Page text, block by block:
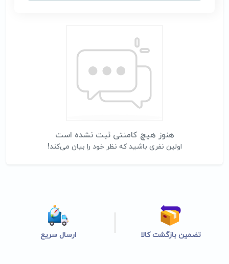
هنوز هیچ کامنتی ثبت نشده است
اولین نفری باشید که نظر خود را بیان می‌کند!
تضمین بازگشت کالا ارسال سریع